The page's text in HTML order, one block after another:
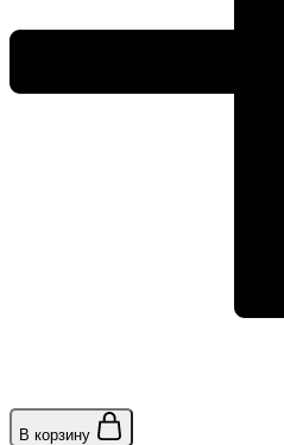
В корзину